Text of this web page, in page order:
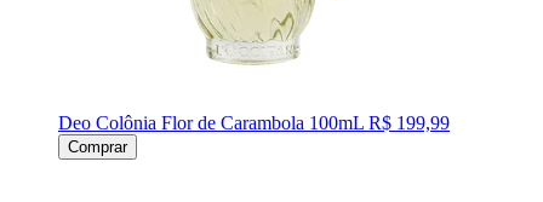
Deo Colônia Flor de Carambola 100mL R$ 199,99
Comprar